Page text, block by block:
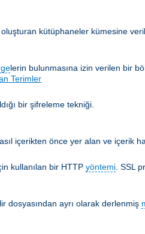
kütüphaneler kümesine
lerin bulunmasına izin verilen bir
Terimler
bir şifreleme tekniği.
içerikten önce yer alan ve içerik
kullanılan bir HTTP yöntemi . SSL
dosyasından ayrı olarak derlenmiş